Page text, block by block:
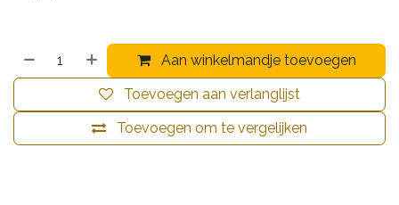
Aan winkelmandje toevoegen
Toevoegen om te vergelijken
Toevoegen aan verlanglijst